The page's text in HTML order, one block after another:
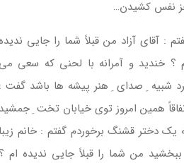
کشیدن…
آزاد من قبلاً شما را جایی ندیده
و آمرانه با لحنی که سعی می
صدای ِ هنر پیشه ها باشد گفت :
امروز توی خیابان تخت ِ جمشید
قشنگ برخوردم گفتم : خانم زیبا
من شما را قبلاً جایی ندیده ام ؟